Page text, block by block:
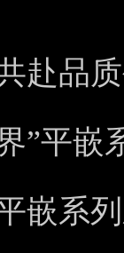
赴品
”平嵌
嵌系